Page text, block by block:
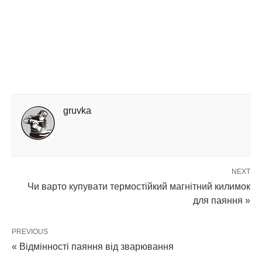
gruvka
NEXT
Чи варто купувати термостійкий магнітний килимок
для паяння »
PREVIOUS
« Відмінності паяння від зварювання